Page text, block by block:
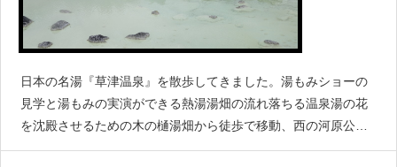
日本の名湯『草津温泉』を散歩してきました。湯もみショーの
見学と湯もみの実演ができる熱湯湯畑の流れ落ちる温泉湯の花
を沈殿させるための木の樋湯畑から徒歩で移動、西の河原公
園、温泉が自噴しています。温泉が大量に自噴、足湯も設けら